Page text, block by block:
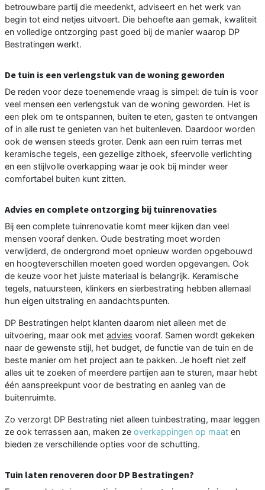
betrouwbare partij die meedenkt, adviseert en het werk van
begin tot eind netjes uitvoert. Die behoefte aan gemak, kwaliteit
en volledige ontzorging past goed bij de manier waarop DP
Bestratingen werkt.
De tuin is een verlengstuk van de woning geworden
De reden voor deze toenemende vraag is simpel: de tuin is voor
veel mensen een verlengstuk van de woning geworden. Het is
een plek om te ontspannen, buiten te eten, gasten te ontvangen
of in alle rust te genieten van het buitenleven. Daardoor worden
ook de wensen steeds groter. Denk aan een ruim terras met
keramische tegels, een gezellige zithoek, sfeervolle verlichting
en een stijlvolle overkapping waar je ook bij minder weer
comfortabel buiten kunt zitten.
Advies en complete ontzorging bij tuinrenovaties
Bij een complete tuinrenovatie komt meer kijken dan veel
mensen vooraf denken. Oude bestrating moet worden
verwijderd, de ondergrond moet opnieuw worden opgebouwd
en hoogteverschillen moeten goed worden opgevangen. Ook
de keuze voor het juiste materiaal is belangrijk. Keramische
tegels, natuursteen, klinkers en sierbestrating hebben allemaal
hun eigen uitstraling en aandachtspunten.
DP Bestratingen helpt klanten daarom niet alleen met de
uitvoering, maar ook met advies vooraf. Samen wordt gekeken
naar de gewenste stijl, het budget, de functie van de tuin en de
beste manier om het project aan te pakken. Je hoeft niet zelf
alles uit te zoeken of meerdere partijen aan te sturen, maar hebt
één aanspreekpunt voor de bestrating en aanleg van de
buitenruimte.
Zo verzorgt DP Bestrating niet alleen tuinbestrating, maar leggen
ze ook terrassen aan, maken ze overkappingen op maat en
bieden ze verschillende opties voor de schutting.
Tuin laten renoveren door DP Bestratingen?